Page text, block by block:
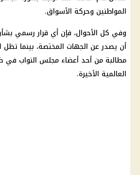
المواطنين وحركة الأسواق.
وفي كل الأحوال، فإن أي قرار رسمي
أن يصدر عن الجهات المختصة، بينما تظل
مطالبة من أحد أعضاء مجلس النواب في
العالمية الأخيرة.